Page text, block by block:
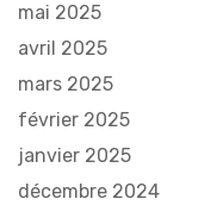
mai 2025
avril 2025
mars 2025
février 2025
janvier 2025
décembre 2024